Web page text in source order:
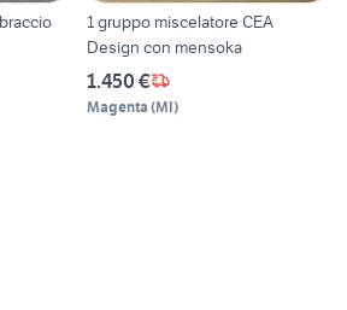
1 gruppo miscelatore CEA
Design con mensoka
1.450 €
Magenta (MI)